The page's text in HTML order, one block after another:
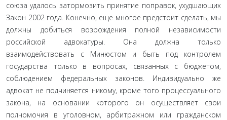
союза удалось затормозить принятие поправок, ухудшающих
Закон 2002 года. Конечно, еще многое предстоит сделать, мы
должны добиться возрождения полной независимости
российской адвокатуры. Она должна только
взаимодействовать с Минюстом и быть под контролем
государства только в вопросах, связанных с бюджетом,
соблюдением федеральных законов. Индивидуально же
адвокат не подчиняется никому, кроме того процессуального
закона, на основании которого он осуществляет свои
полномочия в уголовном, арбитражном или гражданском